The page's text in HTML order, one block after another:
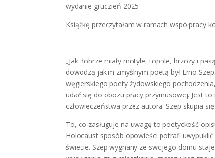
wydanie grudzień 2025
Książkę przeczytałam w ramach współpracy
„Jak dobrze miały motyle, topole, brzozy i
dowodzą jakim zmyślnym poetą był Erno
węgierskiego poety żydowskiego
udać się do obozu pracy przymusowej. Jest
człowieczeństwa przez autora. Szep skupia
To, co zasługuje na uwagę to poetyckość
Holocaust sposób opowieści potrafi
świecie. Szep wygnany ze swojego domu